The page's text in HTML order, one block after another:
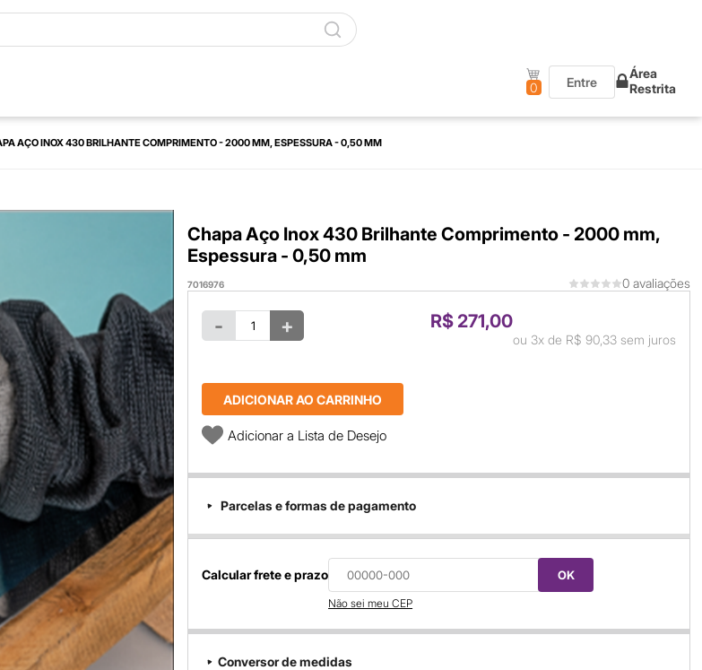
0 Entre
Área
Restrita
AÇO INOX 430 BRILHANTE COMPRIMENTO - 2000 MM, ESPESSURA - 0,50 MM
Chapa Aço Inox 430 Brilhante Comprimento - 2000 mm,
Espessura - 0,50 mm
7016976 0 avaliações
- + R$ 271,00
ou 3x de R$ 90,33sem juros
ADICIONAR AO CARRINHO
Adicionar a Lista de Desejo
Parcelas e formas de pagamento
Calcular frete e prazo OK
Não sei meu CEP
Conversor de medidas